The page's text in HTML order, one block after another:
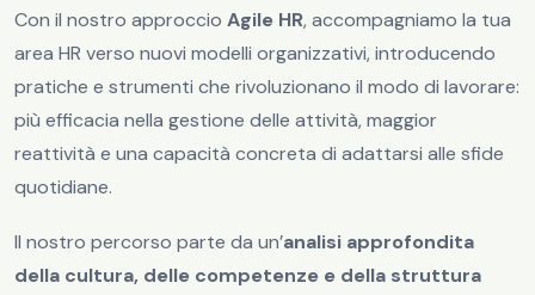
Con il nostro approccio Agile HR, accompagniamo la tua
area HR verso nuovi modelli organizzativi, introducendo
pratiche e strumenti che rivoluzionano il modo di lavorare:
più efficacia nella gestione delle attività, maggior
reattività e una capacità concreta di adattarsi alle sfide
quotidiane.
Il nostro percorso parte da un’analisi approfondita
della cultura, delle competenze e della struttura